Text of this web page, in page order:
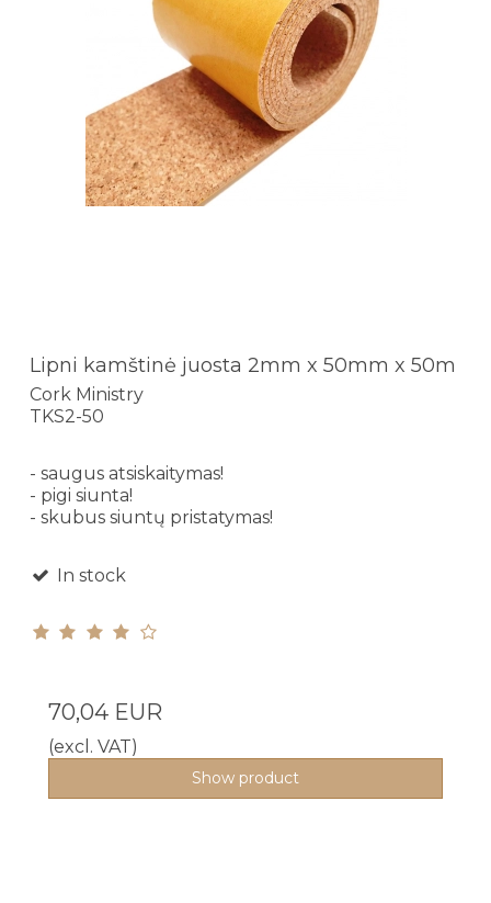
Lipni kamštinė juosta 2mm x 50mm x 50m
Cork Ministry
TKS2-50
- saugus atsiskaitymas!
- pigi siunta!
- skubus siuntų pristatymas!
In stock
70,04 EUR
(excl. VAT)
Show product